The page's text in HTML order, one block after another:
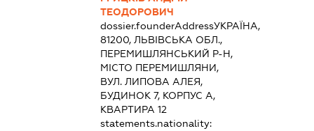
ТЕОДОРОВИЧ
dossier.founderAddressУКРАЇНА,
81200, ЛЬВІВСЬКА ОБЛ.,
ПЕРЕМИШЛЯНСЬКИЙ Р-Н,
МІСТО ПЕРЕМИШЛЯНИ,
ВУЛ. ЛИПОВА АЛЕЯ,
БУДИНОК 7, КОРПУС А,
КВАРТИРА 12
statements.nationality: